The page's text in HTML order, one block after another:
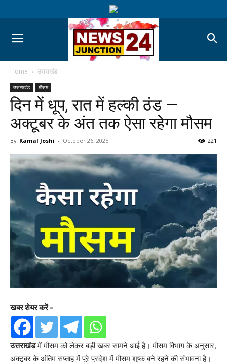
Home उत्तराखंड
उत्तराखंड मौसम
दिन में धूप, रात में हल्की ठंड —
अक्टूबर के अंत तक ऐसा रहेगा मौसम
By Kamal Joshi - October 26, 2025 221
खबर शेयर करें -
उत्तराखंडमें मौसम को लेकर बड़ी खबर सामने आई है। मौसम विभाग के अनुसार,
अक्टूबर के अंतिम सप्ताह में पूरे प्रदेश में मौसम शुष्क बने रहने की संभावना है।